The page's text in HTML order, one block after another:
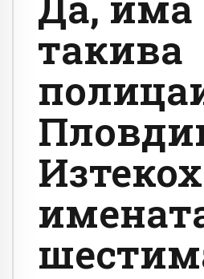
такива